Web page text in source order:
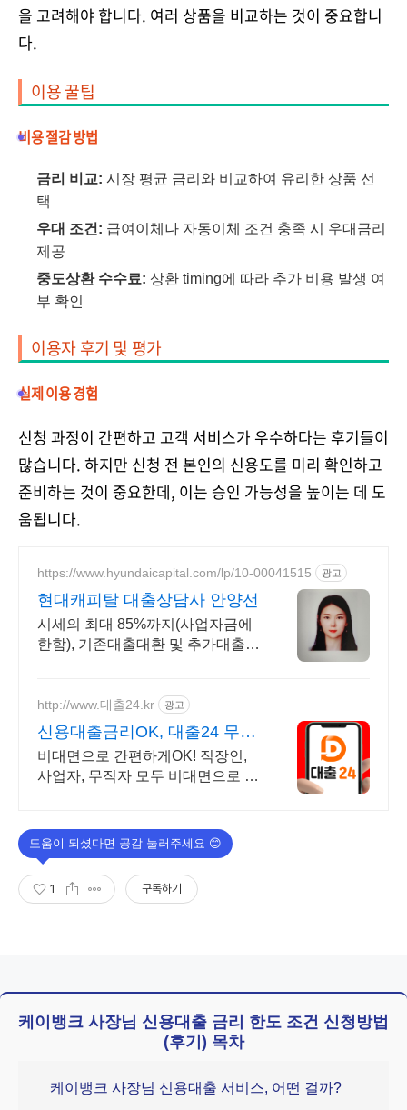
을 고려해야 합니다. 여러 상품을 비교하는 것이 중요합니
다.
이용 꿀팁
비용 절감 방법
금리 비교: 시장 평균 금리와 비교하여 유리한 상품 선
택
우대 조건: 급여이체나 자동이체 조건 충족 시 우대금리
제공
중도상환 수수료: 상환 timing에 따라 추가 비용 발생 여
부 확인
이용자 후기 및 평가
실제 이용 경험
신청 과정이 간편하고 고객 서비스가 우수하다는 후기들이
많습니다. 하지만 신청 전 본인의 신용도를 미리 확인하고
준비하는 것이 중요한데, 이는 승인 가능성을 높이는 데 도
움됩니다.
https://www.hyundaicapital.com/lp/10-00041515 광고
현대캐피탈 대출상담사 안양선
시세의 최대 85%까지(사업자금에
한함), 기존대출대환 및 추가대출가
http://www.대출24.kr 광고
신용대출금리OK, 대출24 무서
류 No신용 대출가능!
비대면으로 간편하게OK! 직장인,
사업자, 무직자 모두 비대면으로 가
24
1 구독하기
케이뱅크 사장님 신용대출 금리 한도 조건 신청방법
(후기) 목차
케이뱅크 사장님 신용대출 서비스, 어떤 걸까?